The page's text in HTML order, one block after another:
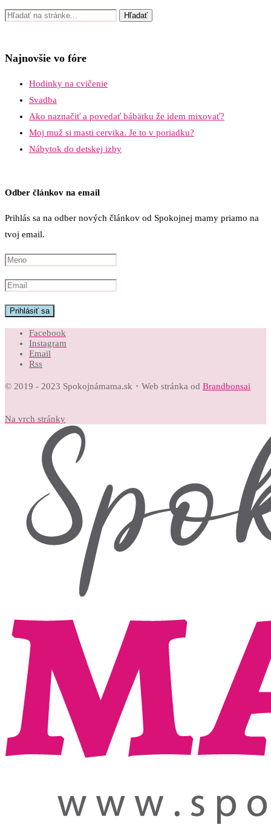
Najnovšie vo fóre
Hodinky na cvičenie
Svadba
Ako naznačiť a povedať bábätku že idem mixovať?
Moj muž si masti cervika. Je to v poriadku?
Nábytok do detskej izby
Odber článkov na email
Prihlás sa na odber nových článkov od Spokojnej mamy priamo na
tvoj email.
Facebook
Instagram
Email
Rss
© 2019 - 2023 Spokojnámama.sk・Web stránka od Brandbonsai
Na vrch stránky